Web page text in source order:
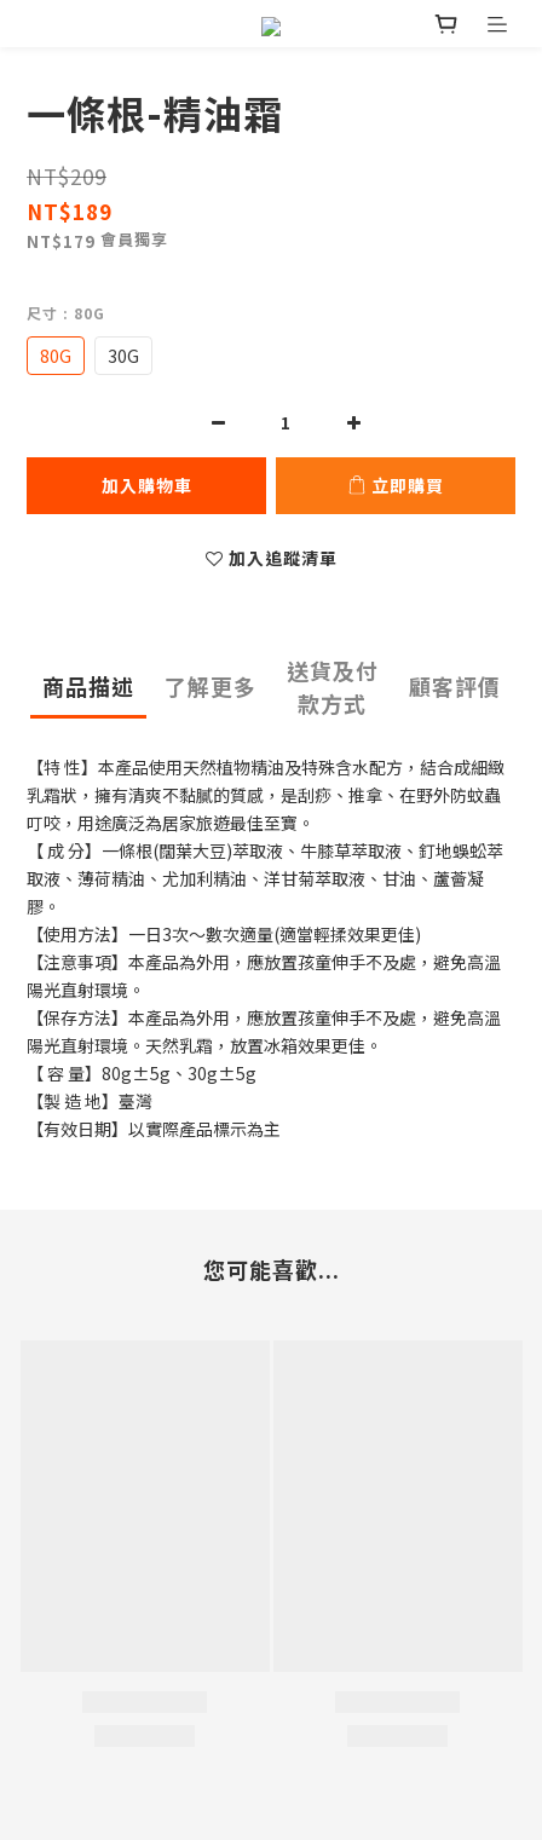
一條根-精油霜
NT$209
NT$189
NT$179 會員獨享
尺寸 : 80G
80G 30G
加入購物車 立即購買
加入追蹤清單
商品描述 了解更多
送貨及付
款方式
顧客評價
【特 性】本產品使用天然植物精油及特殊含水配方，結合成細緻
乳霜狀，擁有清爽不黏膩的質感，是刮痧、推拿、在野外防蚊蟲
叮咬，用途廣泛為居家旅遊最佳至寶。
【 成 分】一條根(闊葉大豆)萃取液、牛膝草萃取液、釘地蜈蚣萃
取液、薄荷精油、尤加利精油、洋甘菊萃取液、甘油、蘆薈凝
膠。
【使用方法】一日3次～數次適量(適當輕揉效果更佳)
【注意事項】本產品為外用，應放置孩童伸手不及處，避免高溫
陽光直射環境。
【保存方法】本產品為外用，應放置孩童伸手不及處，避免高溫
陽光直射環境。天然乳霜，放置冰箱效果更佳。
【 容 量】80g±5g、30g±5g
【製 造 地】臺灣
【有效日期】以實際產品標示為主
您可能喜歡...